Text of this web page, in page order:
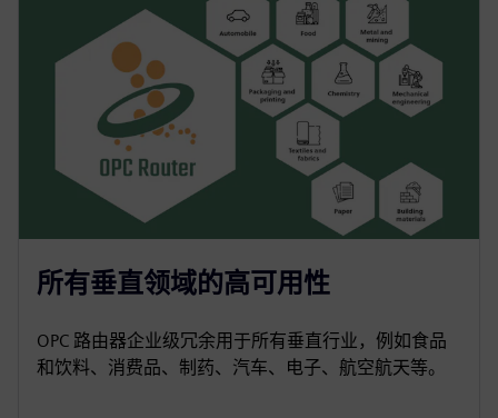
所有垂直领域的高可用性
OPC 路由器企业级冗余用于所有垂直行业，例如食品
和饮料、消费品、制药、汽车、电子、航空航天等。